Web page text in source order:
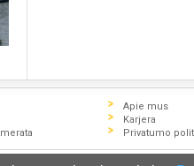
Apie mus
Karjera
Privatumo
pasitikslinti su Zigzag.lt